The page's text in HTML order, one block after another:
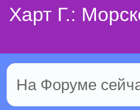
Харт Г.:
На Форуме